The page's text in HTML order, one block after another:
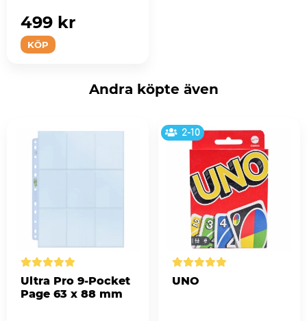
KÖP
499 kr
Andra köpte även
Ultra Pro 9-Pocket
Page 63 x 88 mm
2-10
UNO